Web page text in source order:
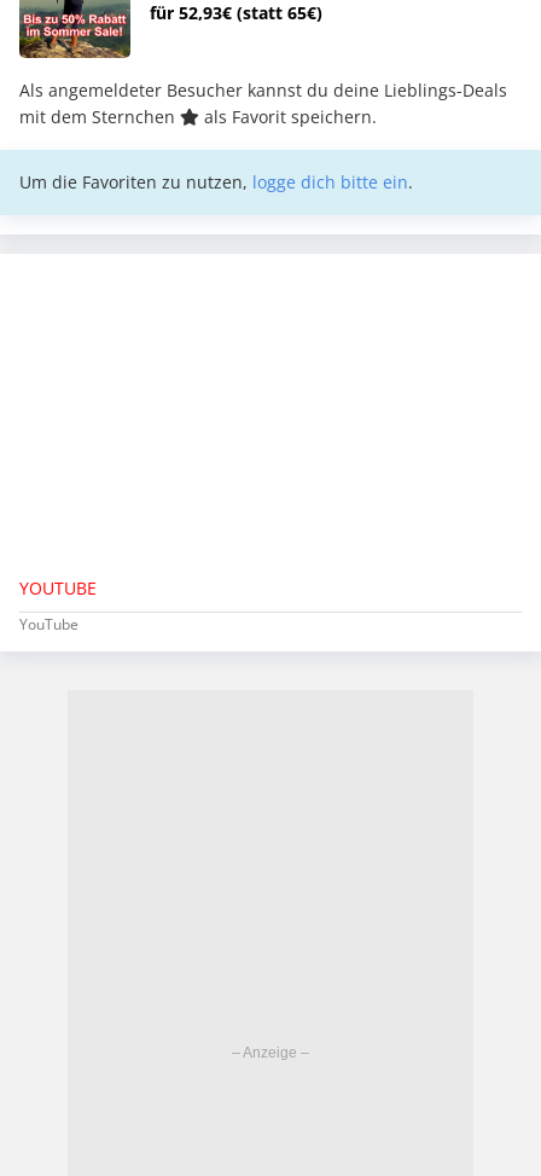
für 52,93€ (statt 65€)
Als angemeldeter Besucher kannst du deine Lieblings-Deals
mit dem Sternchen
als Favorit speichern.
Um die Favoriten zu nutzen, logge dich bitte ein.
YOUTUBE
YouTube